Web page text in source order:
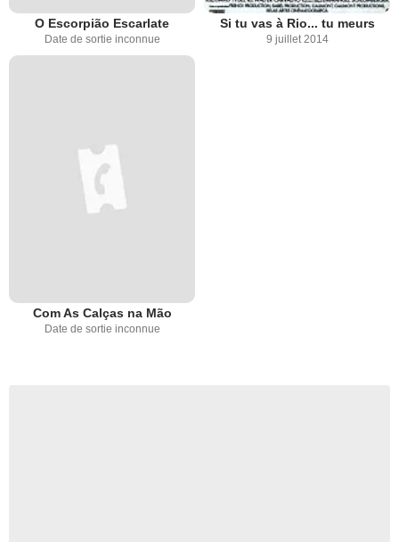
O Escorpião Escarlate
Date de sortie inconnue
Si tu vas à Rio... tu meurs
9 juillet 2014
Com As Calças na Mão
Date de sortie inconnue